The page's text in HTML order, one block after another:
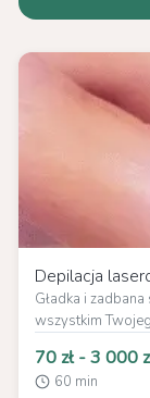
Depilacja
Gładka i
wszystkim
70 zł - 3 000
60 min